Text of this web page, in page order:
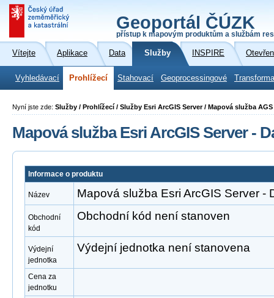
Geoportál ČÚZK
přístup k mapovým produktům a službám
Vítejte Aplikace Data Služby INSPIRE
Vyhledávací Prohlížecí Stahovací Geoprocessingové
Nyní jste zde: Služby / Prohlížecí / Služby Esri ArcGIS Server / Mapová služba
Mapová služba Esri ArcGIS Server -
Informace o produktu
Název Mapová služba Esri ArcGIS Server -
Obchodní
kód
Obchodní kód není stanoven
Výdejní
jednotka
Výdejní jednotka není stanovena
Cena za
jednotku